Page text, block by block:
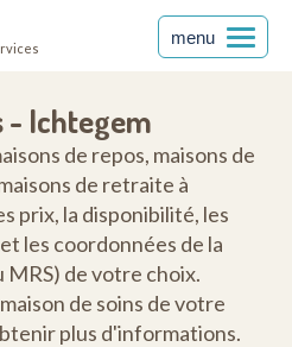
menu
- Ichtegem
de repos, maisons de
de retraite à
prix, la disponibilité, les
les coordonnées de la
MRS) de votre choix.
de soins de votre
plus d'informations.